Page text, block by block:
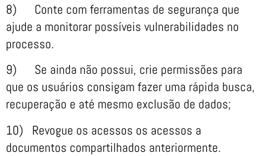
8) Conte com ferramentas de segurança que
ajude a monitorar possíveis vulnerabilidades no
processo.
9) Se ainda não possui, crie permissões para
que os usuários consigam fazer uma rápida busca,
recuperação e até mesmo exclusão de dados;
10) Revogue os acessos os acessos a
documentos compartilhados anteriormente.